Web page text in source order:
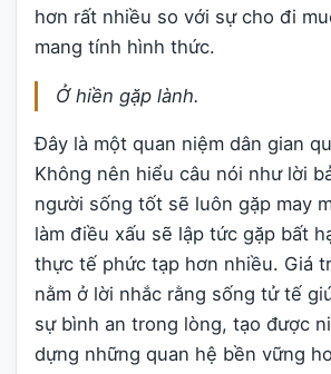
hơn rất nhiều so với sự cho đi
mang tính hình thức.
Ở hiền gặp lành.
Đây là một quan niệm dân gian
Không nên hiểu câu nói như lời
người sống tốt sẽ luôn gặp may
làm điều xấu sẽ lập tức gặp bất
thực tế phức tạp hơn nhiều. Giá
nằm ở lời nhắc rằng sống tử tế
sự bình an trong lòng, tạo được
dựng những quan hệ bền vững